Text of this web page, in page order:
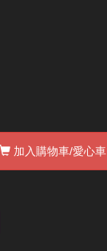
加入購物車/愛心車